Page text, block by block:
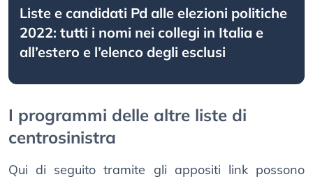
Liste e candidati Pd alle elezioni politiche
2022: tutti i nomi nei collegi in Italia e
all’estero e l’elenco degli esclusi
I programmi delle altre liste di
centrosinistra
Qui di seguito tramite gli appositi link possono